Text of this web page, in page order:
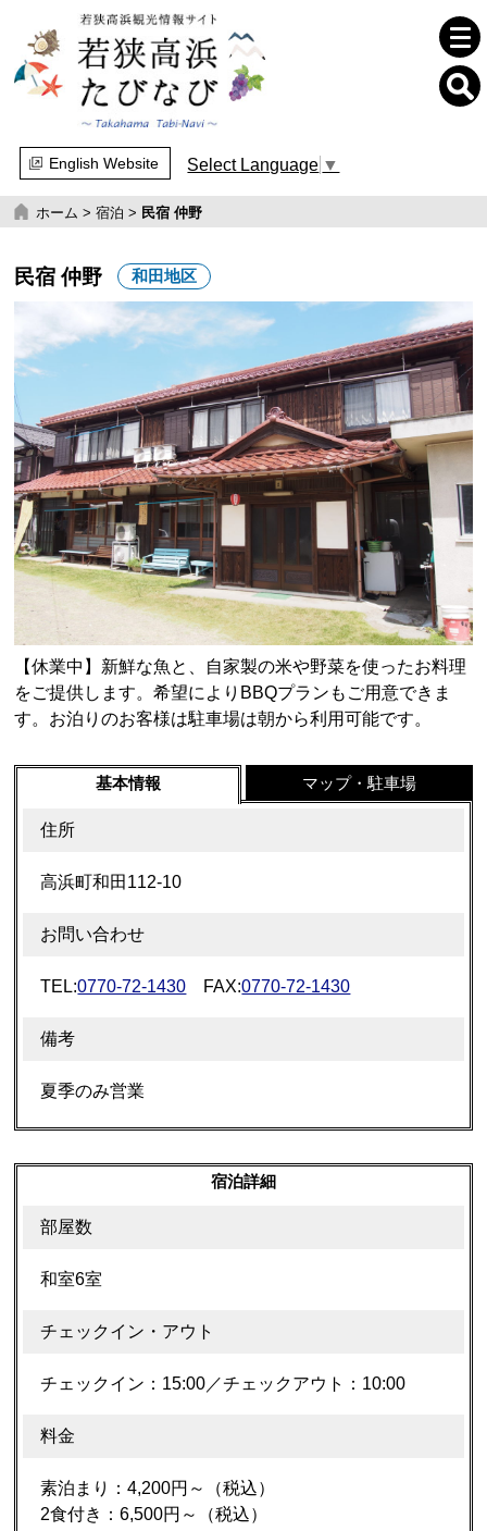
English Website Select Language ▼
ホーム >宿泊 > 民宿 仲野
民宿 仲野 和田地区
【休業中】新鮮な魚と、自家製の米や野菜を使ったお料理
をご提供します。希望によりBBQプランもご用意できま
す。お泊りのお客様は駐車場は朝から利用可能です。
基本情報 マップ・駐車場
住所
高浜町和田112-10
お問い合わせ
TEL:0770-72-1430 FAX:0770-72-1430
備考
夏季のみ営業
宿泊詳細
部屋数
和室6室
チェックイン・アウト
チェックイン：15:00／チェックアウト：10:00
料金
素泊まり：4,200円～（税込）
2食付き：6,500円～（税込）